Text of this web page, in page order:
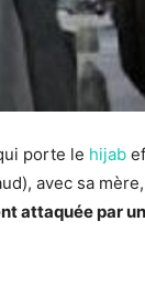
porte le hijab
avec sa
attaquée par